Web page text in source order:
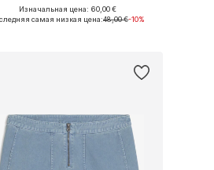
размеры: 36, 38, 40, 42, 44, 46
Изначальная цена: 60,00 €
самая низкая цена:48,00 €-10%